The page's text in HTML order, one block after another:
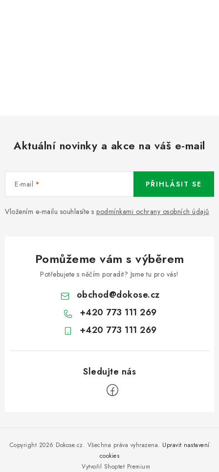
Aktuální novinky a akce na váš e-mail
E-mail
Vložením e-mailu souhlasíte s podmínkami ochrany osobních údajů
PŘIHLÁSIT SE
Pomůžeme vám s výběrem
Potřebujete s něčím poradit? Jsme tu pro vás!
obchod@dokose.cz
+420 773 111 269
+420 773 111 269
Vytvořil Shoptet Premium
Copyright 2026 Dokose.cz. Všechna práva vyhrazena. Upravit nastavení
cookies